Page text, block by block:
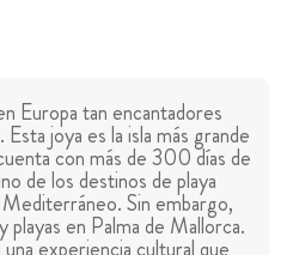
Europa tan encantadores
joya es la isla más grande
con más de 300 días de
de los destinos de playa
Sin embargo,
playas en Palma de Mallorca.